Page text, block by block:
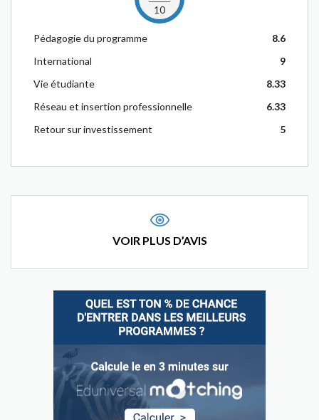
10
Pédagogie du programme
8.6
International
9
Vie étudiante
8.33
Réseau et insertion professionnelle
6.33
Retour sur investissement
5
VOIR PLUS D’AVIS